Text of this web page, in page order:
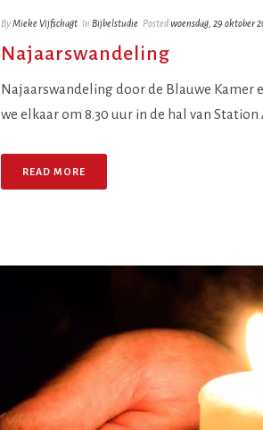
ByMieke Vijfschagt In Bijbelstudie Posted woensdag, 29 oktober
Najaarswandeling
Najaarswandeling door de Blauwe Kamer
we elkaar om 8.30 uur in de hal van
READ MORE